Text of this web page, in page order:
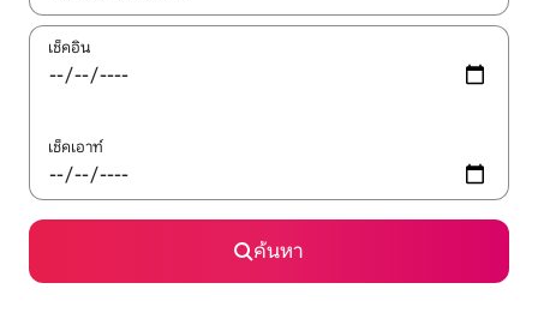
เช็คอิน
เช็คเอาท์
ค้นหา